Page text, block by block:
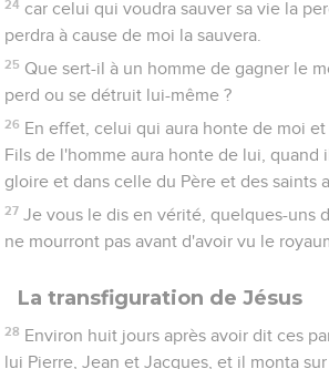
24 car celui qui voudra sauver sa vie la
perdra à cause de moi la sauvera.
25 Que sert-il à un homme de gagner le
perd ou se détruit lui-même ?
26 En effet, celui qui aura honte de moi
Fils de l'homme aura honte de lui, quand
gloire et dans celle du Père et des saints
27 Je vous le dis en vérité, quelques-uns
ne mourront pas avant d'avoir vu le
La transfiguration de Jésus
28 Environ huit jours après avoir dit ces
lui Pierre, Jean et Jacques, et il monta